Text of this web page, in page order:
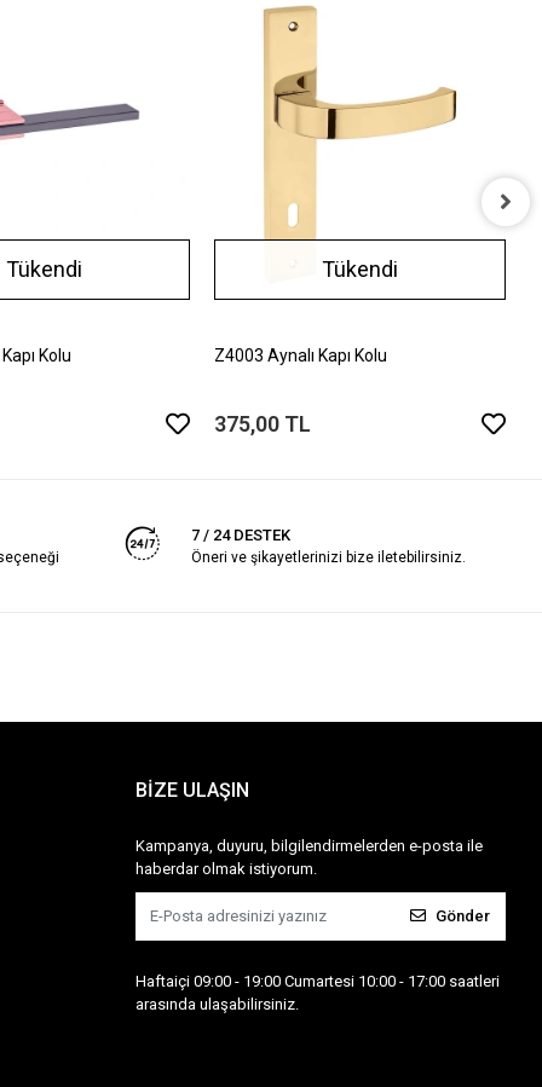
Tükendi
Kolu
Tükendi
Z4003 Aynalı Kapı Kolu
375,00 TL
7 / 24 DESTEK
Öneri ve şikayetlerinizi bize iletebilirsiniz.
BİZE ULAŞIN
Kampanya, duyuru, bilgilendirmelerden e-posta ile
haberdar olmak istiyorum.
Gönder
Haftaiçi 09:00 - 19:00 Cumartesi 10:00 - 17:00 saatleri
arasında ulaşabilirsiniz.